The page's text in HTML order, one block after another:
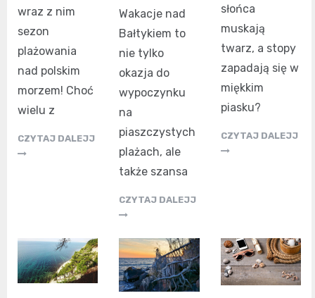
wraz z nim
sezon
plażowania
nad polskim
morzem! Choć
wielu z
CZYTAJ DALEJJ
Wakacje nad
Bałtykiem to
nie tylko
okazja do
wypoczynku
na
piaszczystych
plażach, ale
także szansa
CZYTAJ DALEJJ
słońca
muskają
twarz, a stopy
zapadają się w
miękkim
piasku?
CZYTAJ DALEJJ